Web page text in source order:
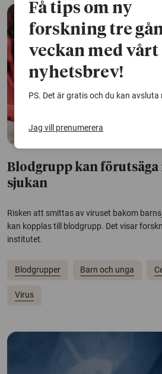
Blodgrupp kan
sjukan
Risken att smittas av viruset bakom
kan kopplas till blodgrupp. Det visar
institutet.
Blodgrupper Barn och unga
Virus
Få tips om ny
forskning tre
veckan med vårt
nyhetsbrev!
PS. Det är gratis och du kan avsluta
Jag vill prenumerera